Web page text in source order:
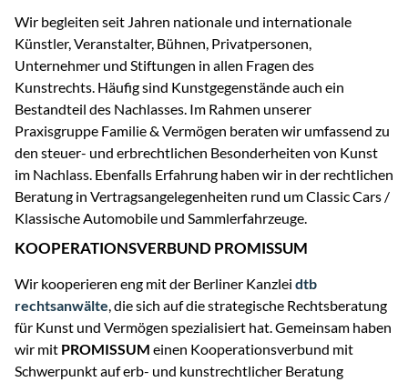
Wir begleiten seit Jahren nationale und internationale
Künstler, Veranstalter, Bühnen, Privatpersonen,
Unternehmer und Stiftungen in allen Fragen des
Kunstrechts. Häufig sind Kunstgegenstände auch ein
Bestandteil des Nachlasses. Im Rahmen unserer
Praxisgruppe Familie & Vermögen beraten wir umfassend zu
den steuer- und erbrechtlichen Besonderheiten von Kunst
im Nachlass. Ebenfalls Erfahrung haben wir in der rechtlichen
Beratung in Vertragsangelegenheiten rund um Classic Cars /
Klassische Automobile und Sammlerfahrzeuge.
KOOPERATIONSVERBUND PROMISSUM
Wir kooperieren eng mit der Berliner Kanzlei dtb
rechtsanwälte , die sich auf die strategische Rechtsberatung
für Kunst und Vermögen spezialisiert hat. Gemeinsam haben
wir mit PROMISSUM einen Kooperationsverbund mit
Schwerpunkt auf erb- und kunstrechtlicher Beratung